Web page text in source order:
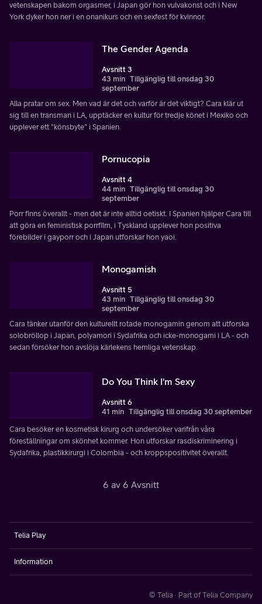
vetenskapen bakom orgasmer, i Japan gör hon vulvakonst och i New
York dyker hon ner i en onanikurs och en sexfest för kvinnor.
The Gender Agenda
Avsnitt 3
43 min Tillgänglig till onsdag 30
september
Alla pratar om sex. Men vad är det och varför är det viktigt? Cara klär ut
sig till en transman i LA, upptäcker en kultur för tredje könet i Mexiko och
upplever ett "könsbyte" i Spanien.
Pornucopia
Avsnitt 4
44 min Tillgänglig till onsdag 30
september
Porr finns överallt - men det är inte alltid oetiskt. I Spanien hjälper Cara till
att göra en feministisk porrfilm, i Tyskland upplever hon positiva
förebilder i gayporr och i Japan utforskar hon yaoi.
Monogamish
Avsnitt 5
43 min Tillgänglig till onsdag 30
september
Cara tänker utanför den kulturellt rotade monogamin genom att utforska
solobröllop i Japan, polyamori i Sydafrika och icke-monogami i LA - och
sedan försöker hon avslöja kärlekens hemliga vetenskap.
Do You Think I'm Sexy
Avsnitt 6
41 min Tillgänglig till onsdag 30 september
Cara besöker en kosmetisk kirurg och undersöker varifrån våra
föreställningar om skönhet kommer. Hon utforskar rasdiskriminering i
Sydafrika, plastikkirurgi i Colombia - och kroppspositivitet överallt.
6 av 6 Avsnitt
Telia Play
Information
© Telia · Part of Telia Company